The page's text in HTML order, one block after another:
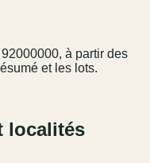
à partir des
et les lots.
localités